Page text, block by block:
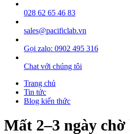
028 62 65 46 83
sales@pacificlab.vn
Gọi zalo: 0902 495 316
Chat với chúng tôi
Trang chủ
Tin tức
Blog kiến thức
Mất 2–3 ngày